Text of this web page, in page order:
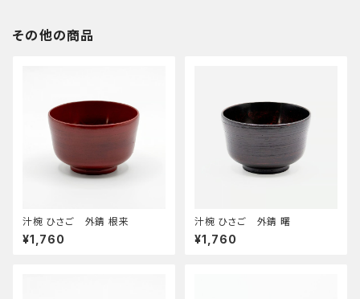
その他の商品
汁椀 ひさご 外錆 根来
¥1,760
汁椀 ひさご 外錆 曙
¥1,760